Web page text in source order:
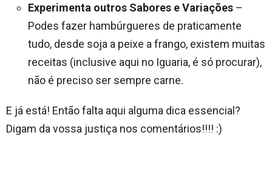
Experimenta outros Sabores e Variações –
Podes fazer hambúrgueres de praticamente
tudo, desde soja a peixe a frango, existem muitas
receitas (inclusive aqui no Iguaria, é só procurar),
não é preciso ser sempre carne.
E já está! Então falta aqui alguma dica essencial?
Digam da vossa justiça nos comentários!!!! :)